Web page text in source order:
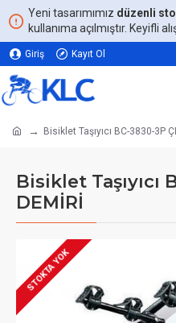
Yeni tasarımımız düzenli
kullanıma açılmıştır. Keyifli
Giriş Kayıt Ol
Bisiklet Taşıyıcı BC-3830-3P
Bisiklet Taşıyıcı
DEMİRİ
STOKTA YOK